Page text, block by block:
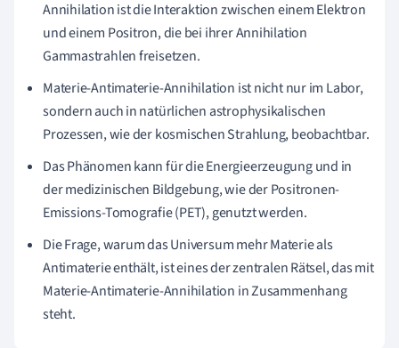
Annihilation ist die Interaktion zwischen einem Elektron
und einem Positron, die bei ihrer Annihilation
Gammastrahlen freisetzen.
Materie-Antimaterie-Annihilation ist nicht nur im Labor,
sondern auch in natürlichen astrophysikalischen
Prozessen, wie der kosmischen Strahlung, beobachtbar.
Das Phänomen kann für die Energieerzeugung und in
der medizinischen Bildgebung, wie der Positronen-
Emissions-Tomografie (PET), genutzt werden.
Die Frage, warum das Universum mehr Materie als
Antimaterie enthält, ist eines der zentralen Rätsel, das mit
Materie-Antimaterie-Annihilation in Zusammenhang
steht.